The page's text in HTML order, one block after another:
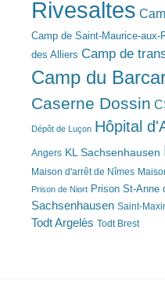
Rivesaltes
Camp de Saint-Maurice-aux-
des Alliers Camp de
Camp du
Caserne Dossin
Dépôt de Luçon Hôpital
Angers KL Sachsenhausen
Maison d'arrêt de Nîmes
Prison de Niort Prison St-Anne
Sachsenhausen Saint-
Todt Argelès Todt Brest